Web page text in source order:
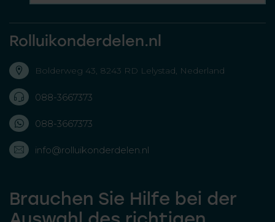
Rolluikonderdelen.nl
Bolderweg 43, 8243 RD Lelystad, Nederland
088-3667373
088-3667373
info@rolluikonderdelen.nl
Brauchen Sie Hilfe bei der